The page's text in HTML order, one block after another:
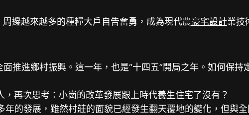
邊越來越多的種糧大戶自告奮勇，成為現代農豪宅設計業技
進鄉村振興。這一年，也是“十四五”開局之年。如何保持
再次思考：小崗的改革發展跟上時代養生住宅了沒有？
發展，雖然村莊的面貌已經發生翻天覆地的變化，但與全